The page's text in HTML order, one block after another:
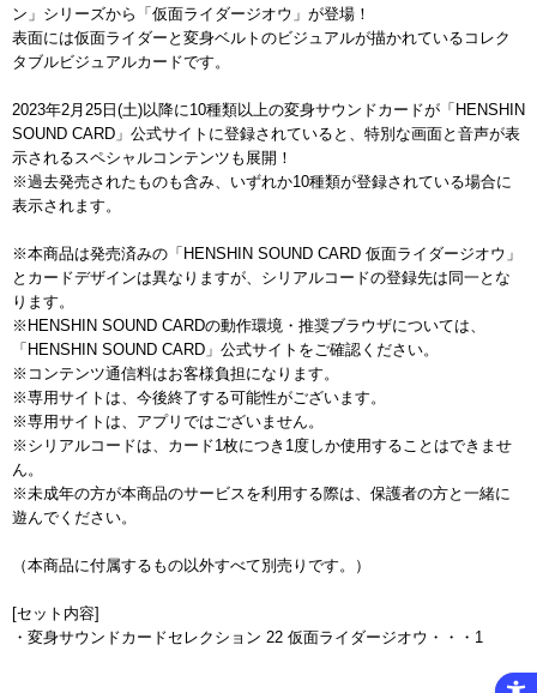
ン」シリーズから「仮面ライダージオウ」が登場！
表面には仮面ライダーと変身ベルトのビジュアルが描かれているコレク
タブルビジュアルカードです。
2023年2月25日(土)以降に10種類以上の変身サウンドカードが「HENSHIN
SOUND CARD」公式サイトに登録されていると、特別な画面と音声が表
示されるスペシャルコンテンツも展開！
※過去発売されたものも含み、いずれか10種類が登録されている場合に
表示されます。
※本商品は発売済みの「HENSHIN SOUND CARD 仮面ライダージオウ」
とカードデザインは異なりますが、シリアルコードの登録先は同一とな
ります。
※HENSHIN SOUND CARDの動作環境・推奨ブラウザについては、
「HENSHIN SOUND CARD」公式サイトをご確認ください。
※コンテンツ通信料はお客様負担になります。
※専用サイトは、今後終了する可能性がございます。
※専用サイトは、アプリではございません。
※シリアルコードは、カード1枚につき1度しか使用することはできませ
ん。
※未成年の方が本商品のサービスを利用する際は、保護者の方と一緒に
遊んでください。
（本商品に付属するもの以外すべて別売りです。）
[セット内容]
・変身サウンドカードセレクション 22 仮面ライダージオウ・・・1